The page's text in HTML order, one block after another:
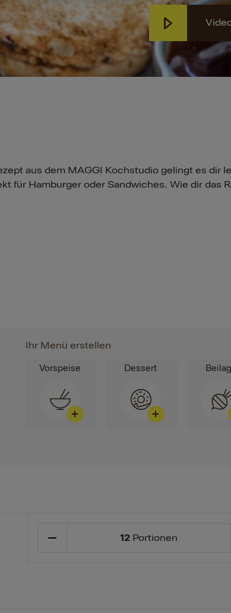
aus dem MAGGI Kochstudio gelingt es dir
für Hamburger oder Sandwiches. Wie dir das
Ihr Menü erstellen
Vorspeise Dessert
12Portionen